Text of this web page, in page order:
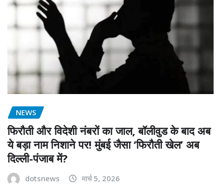
NEWS
फिरौती और विदेशी नंबरों का जाल, बॉलीवुड के बाद अब
ये बड़ा नाम निशाने पर! मुंबई जैसा ‘फिरौती खेल’ अब
दिल्ली-पंजाब में?
dotsnews मार्च 5, 2026